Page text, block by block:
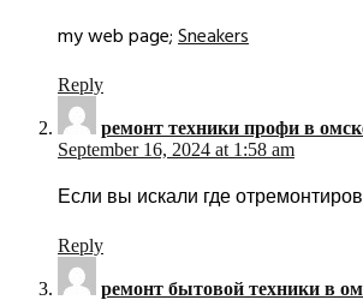
my web page;Sneakers
Reply
ремонт техники профи в
September 16, 2024 at 1:58 am
Если вы искали где
Reply
ремонт бытовой техники в